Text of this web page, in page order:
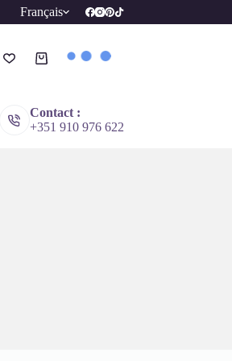
Français
Panier
Contact :
+351 910 976 622